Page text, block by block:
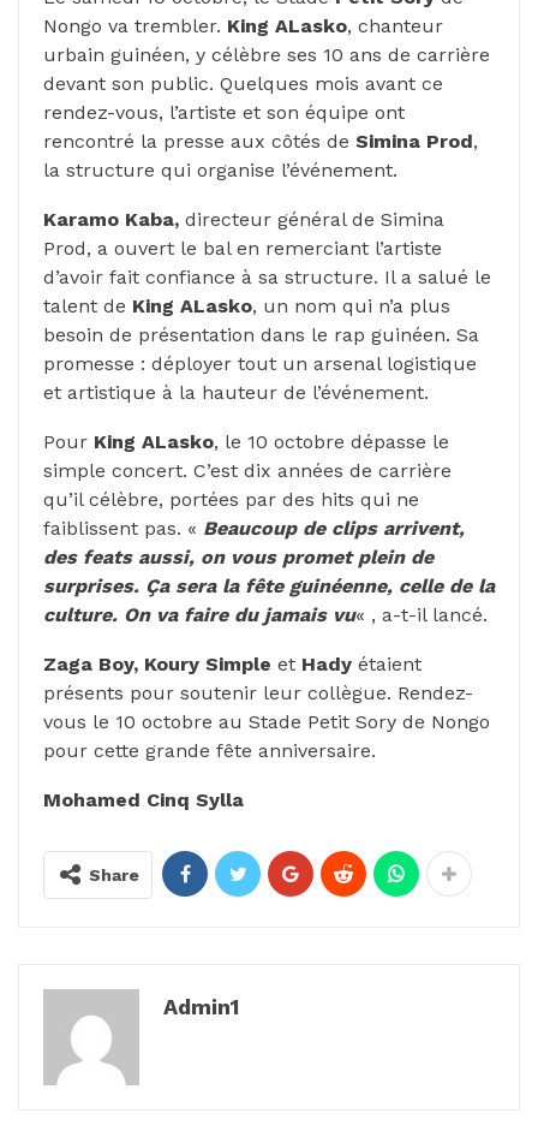
Nongo va trembler. King ALasko, chanteur
urbain guinéen, y célèbre ses 10 ans de carrière
devant son public. Quelques mois avant ce
rendez-vous, l’artiste et son équipe ont
rencontré la presse aux côtés de Simina Prod,
la structure qui organise l’événement.
Karamo Kaba, directeur général de Simina
Prod, a ouvert le bal en remerciant l’artiste
d’avoir fait confiance à sa structure. Il a salué le
talent de King ALasko, un nom qui n’a plus
besoin de présentation dans le rap guinéen. Sa
promesse : déployer tout un arsenal logistique
et artistique à la hauteur de l’événement.
Pour King ALasko, le 10 octobre dépasse le
simple concert. C’est dix années de carrière
qu’il célèbre, portées par des hits qui ne
faiblissent pas. « Beaucoup de clips arrivent,
des feats aussi, on vous promet plein de
surprises. Ça sera la fête guinéenne, celle de la
culture. On va faire du jamais vu« , a-t-il lancé.
Zaga Boy, Koury Simple et Hady étaient
présents pour soutenir leur collègue. Rendez-
vous le 10 octobre au Stade Petit Sory de Nongo
pour cette grande fête anniversaire.
Mohamed Cinq Sylla
Share
Admin1